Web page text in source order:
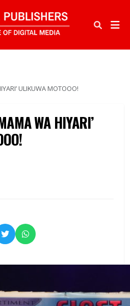
ULIKUWA MOTOOO!
WA HIYARI’